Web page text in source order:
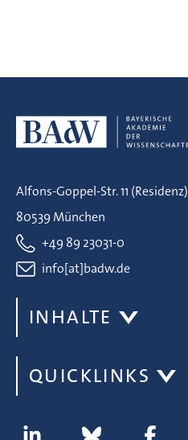
Alfons-Goppel-Str. 11 (Residenz)
80539 München
+49 89 23031-0
info[at]badw.de
INHALTE
QUICKLINKS